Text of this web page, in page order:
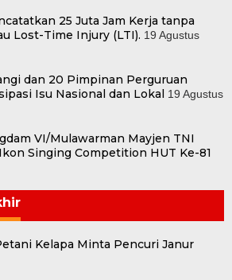
25 Juta Jam Kerja tanpa
Lost-Time Injury (LTI). 19 Agustus
dan 20 Pimpinan Perguruan
Isu Nasional dan Lokal 19 Agustus
VI/Mulawarman Mayjen TNI
Singing Competition HUT Ke-81
Kelapa Minta Pencuri Janur